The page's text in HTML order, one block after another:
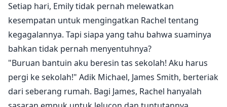
Setiap hari, Emily tidak pernah melewatkan
kesempatan untuk mengingatkan Rachel tentang
kegagalannya. Tapi siapa yang tahu bahwa suaminya
bahkan tidak pernah menyentuhnya?
"Buruan bantuin aku beresin tas sekolah! Aku harus
pergi ke sekolah!" Adik Michael, James Smith, berteriak
dari seberang rumah. Bagi James, Rachel hanyalah